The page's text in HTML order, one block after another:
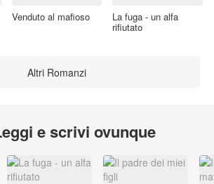
Venduto al mafioso La fuga - un alfa
rifiutato
Altri Romanzi
e scrivi ovunque